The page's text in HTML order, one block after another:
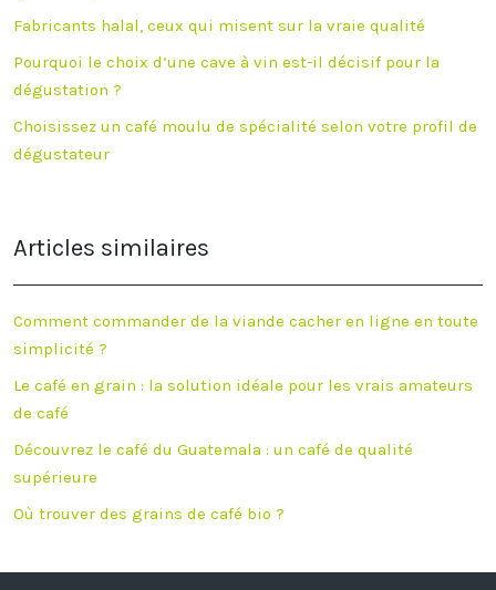
Fabricants halal, ceux qui misent sur la vraie qualité
Pourquoi le choix d’une cave à vin est-il décisif pour la
dégustation ?
Choisissez un café moulu de spécialité selon votre profil de
dégustateur
Articles similaires
Comment commander de la viande cacher en ligne en toute
simplicité ?
Le café en grain : la solution idéale pour les vrais amateurs
de café
Découvrez le café du Guatemala : un café de qualité
supérieure
Où trouver des grains de café bio ?